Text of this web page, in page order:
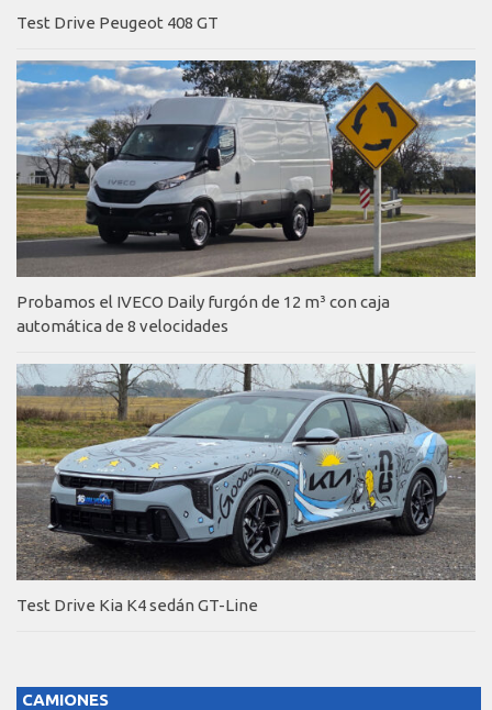
Test Drive Peugeot 408 GT
Probamos el IVECO Daily furgón de 12 m³ con caja
automática de 8 velocidades
Test Drive Kia K4 sedán GT-Line
CAMIONES